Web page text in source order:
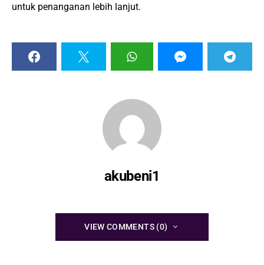
untuk penanganan lebih lanjut.
akubeni1
VIEW COMMENTS (0)